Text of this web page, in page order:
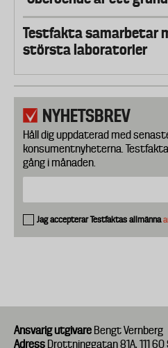
Testfakta samarbetar
största laboratorier
NYHETSBREV
Håll dig uppdaterad med
konsumentnyheterna.
gång i månaden.
Jag accepterar Testfaktas allmänna
Ansvarig utgivare Bengt Vernberg
Adress Drottninggatan 81A, 111